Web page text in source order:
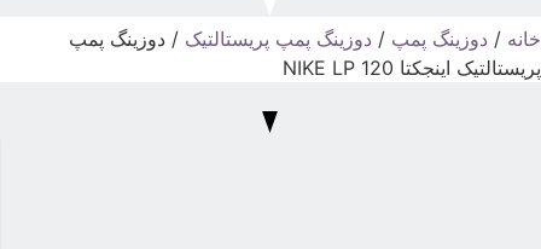
خانه / دوزینگ پمپ / دوزینگ پمپ پریستالتیک / دوزینگ پمپ
پریستالتیک اینجکتا NIKE LP 120